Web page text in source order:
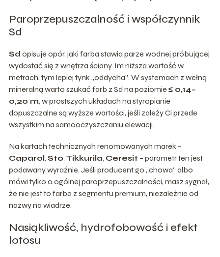
Paroprzepuszczalność i współczynnik
Sd
Sd opisuje opór, jaki farba stawia parze wodnej próbującej
wydostać się z wnętrza ściany. Im niższa wartość w
metrach, tym lepiej tynk „oddycha”. W systemach z wełną
mineralną warto szukać farb z Sd na poziomie ≤ 0,14–
0,20 m, w prostszych układach na styropianie
dopuszczalne są wyższe wartości, jeśli zależy Ci przede
wszystkim na samooczyszczaniu elewacji.
Na kartach technicznych renomowanych marek –
Caparol, Sto, Tikkurila, Ceresit – parametr ten jest
podawany wyraźnie. Jeśli producent go „chowa” albo
mówi tylko o ogólnej paroprzepuszczalności, masz sygnał,
że nie jest to farba z segmentu premium, niezależnie od
nazwy na wiadrze.
Nasiąkliwość, hydrofobowość i efekt
lotosu